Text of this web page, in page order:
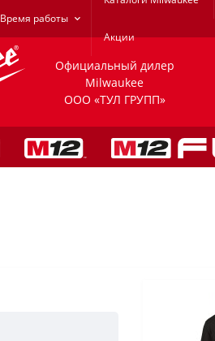
Время работы
Акции
Официальный дилер
Milwaukee
ООО «ТУЛ ГРУПП»